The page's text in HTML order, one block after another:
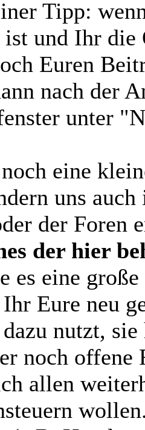
Tipp:
ist und Ihr
Euren
nach der
unter
eine
uns
der Foren
der hier
es eine
Eure neu
nutzt,
noch offene
allen